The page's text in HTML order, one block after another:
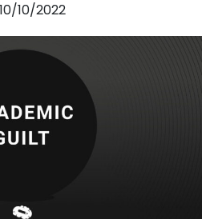
10/10/2022